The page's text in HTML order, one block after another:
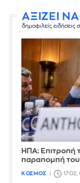
ΑΞΙΖΕΙ
δημοφιλείς ειδήσεις
ΗΠΑ: Επιτροπή
παραπομπή του
ΚΟΣΜΟΣ